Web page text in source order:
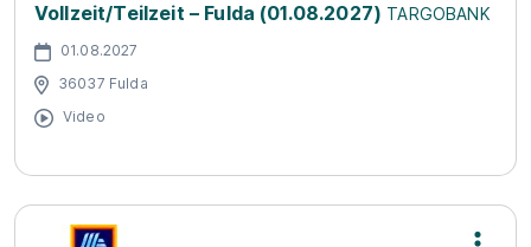
Vollzeit/Teilzeit – Fulda (01.08.2027) TARGOBANK
01.08.2027
36037 Fulda
Video